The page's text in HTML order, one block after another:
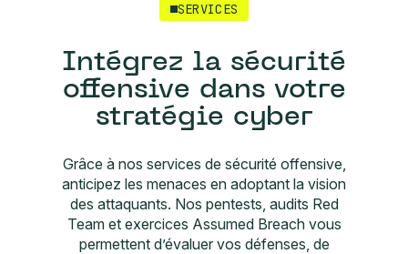
SERVICES
Intégrez la sécurité
offensive dans votre
stratégie cyber
Grâce à nos services de sécurité offensive,
anticipez les menaces en adoptant la vision
des attaquants. Nos pentests, audits Red
Team et exercices Assumed Breach vous
permettent d’évaluer vos défenses, de